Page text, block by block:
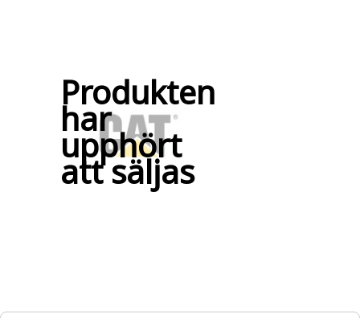
Produkten
har
upphört
att säljas